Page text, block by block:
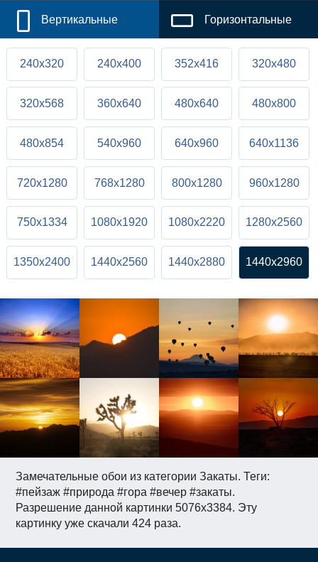
Замечательные обои из категории Закаты. Теги:
#пейзаж #природа #гора #вечер #закаты.
Разрешение данной картинки 5076x3384. Эту
картинку уже скачали 424 раза.
Вертикальные Горизонтальные
240x320 240x400 352x416 320x480
320x568 360x640 480x640 480x800
480x854 540x960 640x960 640x1136
720x1280 768x1280 800x1280 960x1280
750x1334 1080x1920 1080x2220 1280x2560
1350x2400 1440x2560 1440x2880 1440x2960